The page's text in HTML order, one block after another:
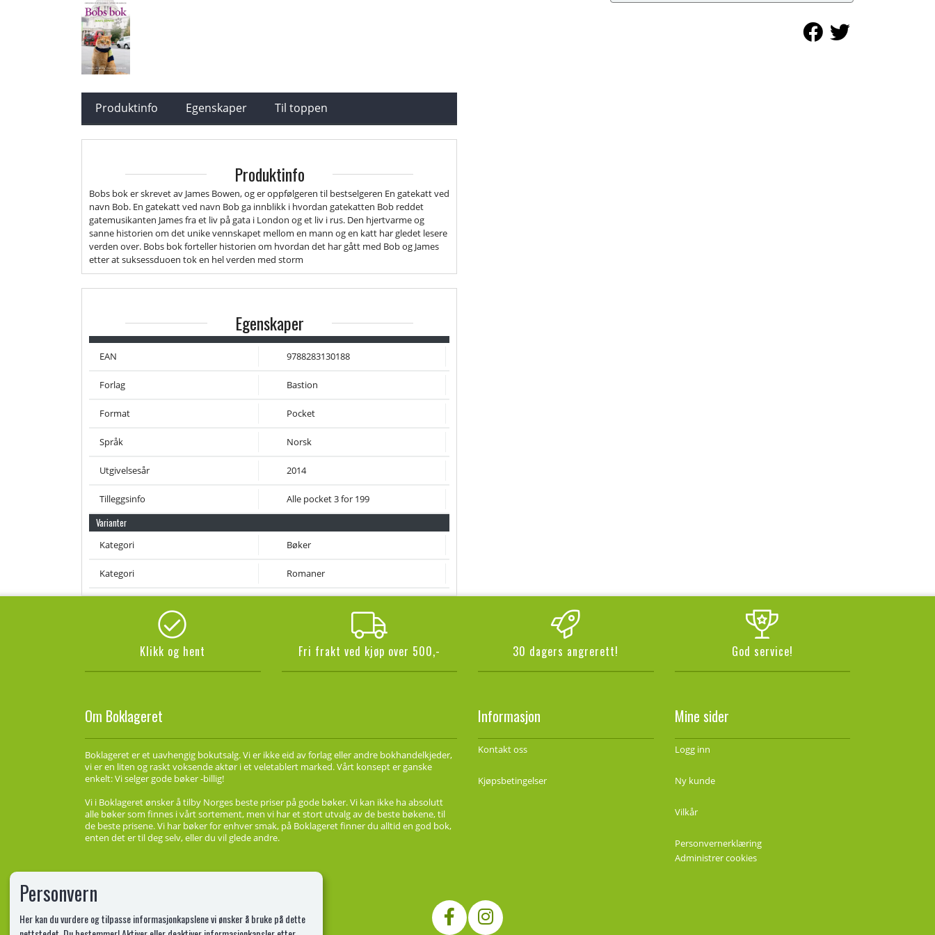
Produktinfo Egenskaper Til toppen
Produktinfo
Bobs bok er skrevet av James Bowen, og er oppfølgeren til bestselgeren En gatekatt ved
navn Bob. En gatekatt ved navn Bob ga innblikk i hvordan gatekatten Bob reddet
gatemusikanten James fra et liv på gata i London og et liv i rus. Den hjertvarme og
sanne historien om det unike vennskapet mellom en mann og en katt har gledet lesere
verden over. Bobs bok forteller historien om hvordan det har gått med Bob og James
etter at suksessduoen tok en hel verden med storm
Egenskaper
EAN 9788283130188
Forlag Bastion
Format Pocket
Språk Norsk
Utgivelsesår 2014
Tilleggsinfo Alle pocket 3 for 199
Varianter
Kategori Bøker
Kategori Romaner
Klikk og hent Fri frakt ved kjøp over 500,- 30 dagers angrerett! God service!
Om Boklageret
Boklageret er et uavhengig bokutsalg. Vi er ikke eid av forlag eller andre bokhandelkjeder,
vi er en liten og raskt voksende aktør i et veletablert marked. Vårt konsept er ganske
enkelt: Vi selger gode bøker -billig!
Vi i Boklageret ønsker å tilby Norges beste priser på gode bøker. Vi kan ikke ha absolutt
alle bøker som finnes i vårt sortement, men vi har et stort utvalg av de beste bøkene, til
de beste prisene. Vi har bøker for enhver smak, på Boklageret finner du alltid en god bok,
enten det er til deg selv, eller du vil glede andre.
Informasjon
Kontakt oss
Kjøpsbetingelser
Mine sider
Logg inn
Ny kunde
Vilkår
Personvernerklæring
Administrer cookies
Personvern
Her kan du vurdere og tilpasse informasjonkapslene vi ønsker å bruke på dette